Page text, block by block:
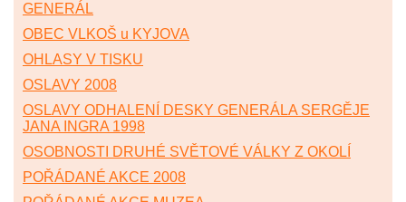
GENERÁL
OBEC VLKOŠ u KYJOVA
OHLASY V TISKU
OSLAVY 2008
OSLAVY ODHALENÍ DESKY GENERÁLA SERGĚJE
JANA INGRA 1998
OSOBNOSTI DRUHÉ SVĚTOVÉ VÁLKY Z OKOLÍ
POŘÁDANÉ AKCE 2008